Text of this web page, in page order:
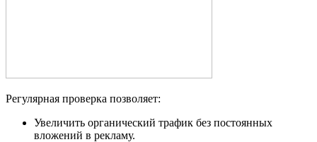
Регулярная проверка позволяет:
Увеличить органический трафик без постоянных
вложений в рекламу.